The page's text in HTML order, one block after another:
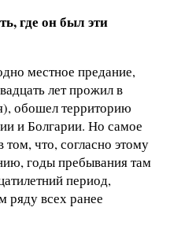
где он был эти
местное предание,
лет прожил в
обошел территорию
и Болгарии. Но самое
том, что, согласно этому
годы пребывания там
период,
ряду всех ранее